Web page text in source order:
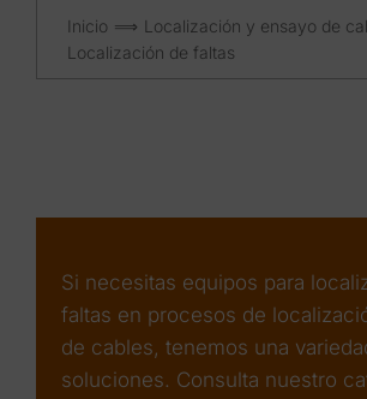
Inicio
Localización y ensayo de
Localización de faltas
Si necesitas equipos para
faltas en procesos de
de cables, tenemos una
soluciones. Consulta nuestro